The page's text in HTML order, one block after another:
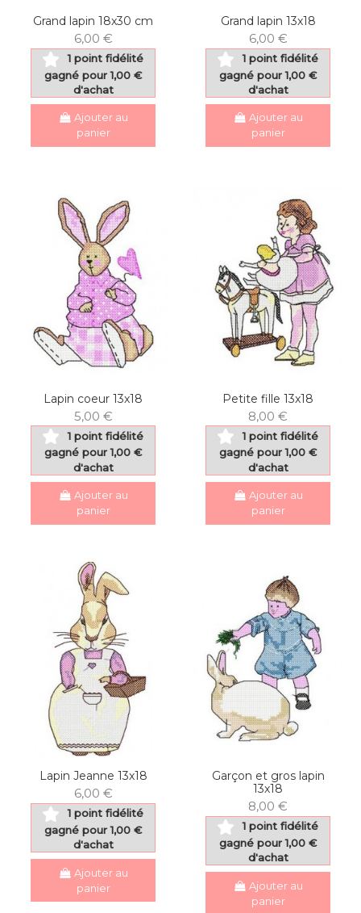
Grand lapin 18x30 cm
6,00 €
1 point fidélité
gagné pour 1,00 €
d'achat
Ajouter au
panier
Grand lapin 13x18
6,00 €
1 point fidélité
gagné pour 1,00 €
d'achat
Ajouter au
panier
Lapin coeur 13x18
5,00 €
1 point fidélité
gagné pour 1,00 €
d'achat
Ajouter au
panier
Petite fille 13x18
8,00 €
1 point fidélité
gagné pour 1,00 €
d'achat
Ajouter au
panier
Lapin Jeanne 13x18
6,00 €
1 point fidélité
gagné pour 1,00 €
d'achat
Ajouter au
panier
Garçon et gros lapin
13x18
8,00 €
1 point fidélité
gagné pour 1,00 €
d'achat
Ajouter au
panier